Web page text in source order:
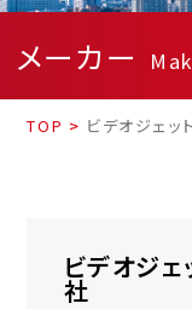
メーカー
TOP > ビデオジェッ
ビデオジェ
社